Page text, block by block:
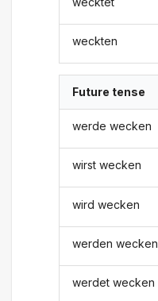
weckten
Future tense
werde wecken
wirst wecken
wird wecken
werden wecken
werdet wecken